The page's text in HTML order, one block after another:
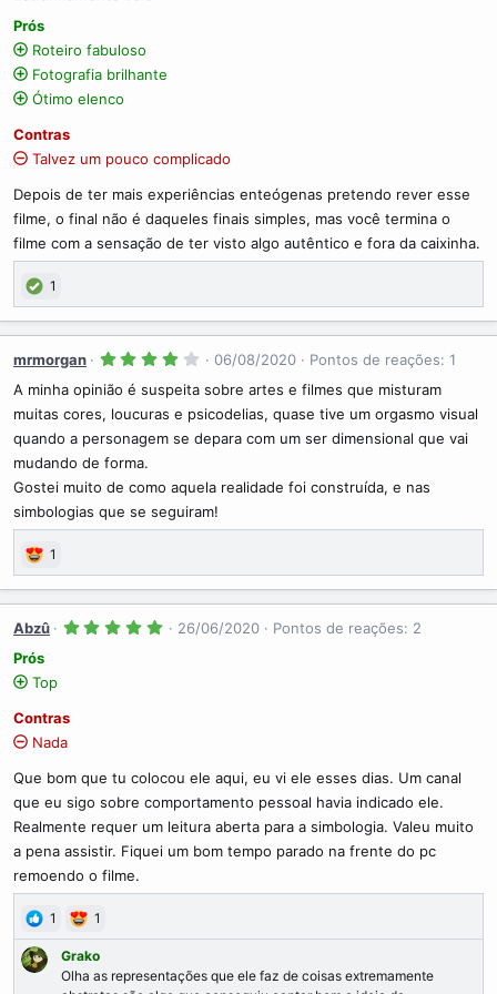
l
Prós
Roteiro fabuloso
Fotografia brilhante
Ótimo elenco
Contras
Talvez um pouco complicado
Depois de ter mais experiências enteógenas pretendo rever esse
filme, o final não é daqueles finais simples, mas você termina o
filme com a sensação de ter visto algo autêntico e fora da caixinha.
1
mrmorgan
4
0
0
s
t
r
a
s
)
06/08/2020
Pontos de reações: 1
A minha opinião é suspeita sobre artes e filmes que misturam
muitas cores, loucuras e psicodelias, quase tive um orgasmo visual
quando a personagem se depara com um ser dimensional que vai
mudando de forma.
Gostei muito de como aquela realidade foi construída, e nas
simbologias que se seguiram!
1
Abzû
5
(
s
)
26/06/2020
Pontos de reações: 2
Prós
Top
Contras
Nada
Que bom que tu colocou ele aqui, eu vi ele esses dias. Um canal
que eu sigo sobre comportamento pessoal havia indicado ele.
Realmente requer um leitura aberta para a simbologia. Valeu muito
a pena assistir. Fiquei um bom tempo parado na frente do pc
remoendo o filme.
1 1
Grako
Olha as representações que ele faz de coisas extremamente